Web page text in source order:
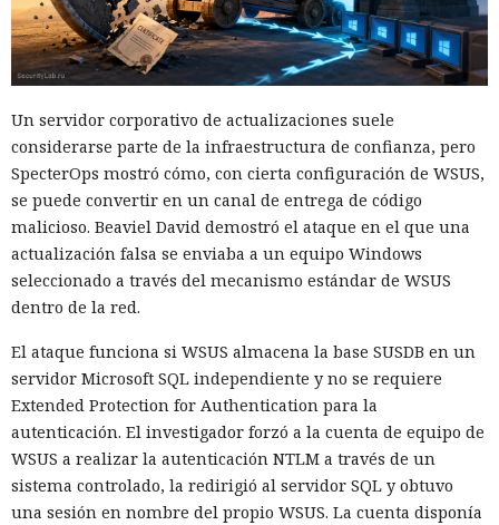
Un servidor corporativo de actualizaciones suele
considerarse parte de la infraestructura de confianza, pero
SpecterOps mostró cómo, con cierta configuración de WSUS,
se puede convertir en un canal de entrega de código
malicioso. Beaviel David demostró el ataque en el que una
actualización falsa se enviaba a un equipo Windows
seleccionado a través del mecanismo estándar de WSUS
dentro de la red.
El ataque funciona si WSUS almacena la base SUSDB en un
servidor Microsoft SQL independiente y no se requiere
Extended Protection for Authentication para la
autenticación. El investigador forzó a la cuenta de equipo de
WSUS a realizar la autenticación NTLM a través de un
sistema controlado, la redirigió al servidor SQL y obtuvo
una sesión en nombre del propio WSUS. La cuenta disponía